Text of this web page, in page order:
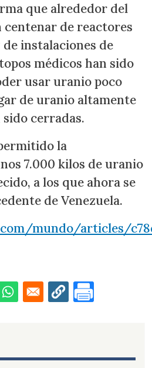
que alrededor del
centenar de reactores
instalaciones de
médicos han sido
usar uranio poco
de uranio altamente
cerradas.
la
7.000 kilos de uranio
a los que ahora se
de Venezuela.
mundo/articles/